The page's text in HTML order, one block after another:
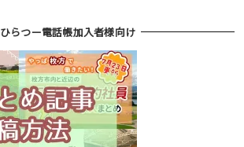
ひらつー電話帳加入者様向け